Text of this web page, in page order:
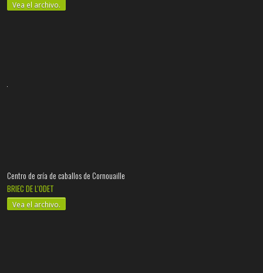
Vea el archivo.
Centro de cría de caballos de Cornouaille
BRIEC DE L'ODET
Vea el archivo.